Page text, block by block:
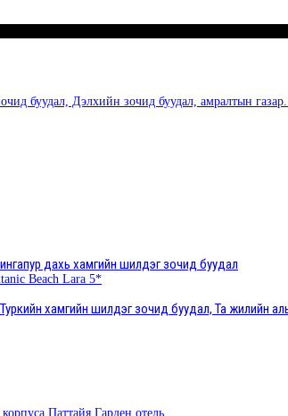
буудал, Дэлхийн зочид буудал, амралтын газар.
дахь хамгийн шилдэг зочид буудал
хамгийн шилдэг зочид буудал, Та жилийн